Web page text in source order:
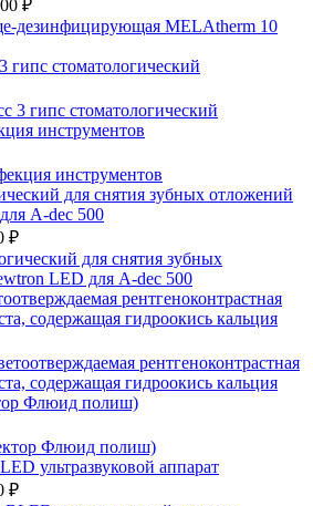
₽
гипс стоматологический
инструментов
для снятия зубных отложений
A-dec 500
₽
рентгеноконтрастная
содержащая гидроокись кальция
Флюид полиш)
ультразвуковой аппарат
₽